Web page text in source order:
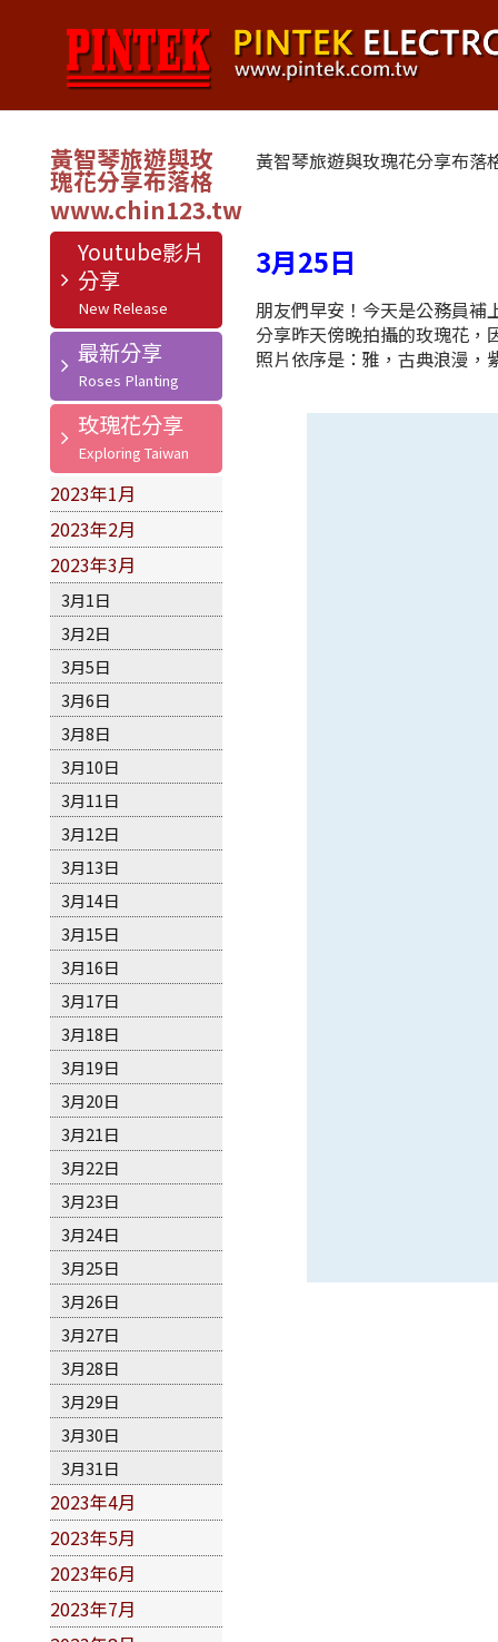
黃智琴旅遊與玫
瑰花分享布落格
Youtube影片
分享
最新分享
玫瑰花分享
2023年1月
2023年2月
2023年3月
3月1日
3月2日
3月5日
3月6日
3月8日
3月10日
3月11日
3月12日
3月13日
3月14日
3月15日
3月16日
3月17日
3月18日
3月19日
3月20日
3月21日
3月22日
3月23日
3月24日
3月25日
3月26日
3月27日
3月28日
3月29日
3月30日
3月31日
2023年4月
2023年5月
2023年6月
2023年7月
黃智琴旅遊與玫瑰花分享布落
3月25日
朋友們早安！今天是公務員補
分享昨天傍晚拍攝的玫瑰花，
照片依序是：雅，古典浪漫，